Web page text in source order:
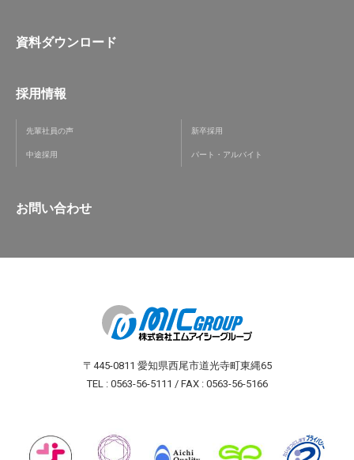
資料ダウンロード
採用情報
先輩社員の声 新卒採用
中途採用 パート・アルバイト
お問い合わせ
〒445-0811 愛知県西尾市道光寺町東縄65
TEL : 0563-56-5111 / FAX : 0563-56-5166